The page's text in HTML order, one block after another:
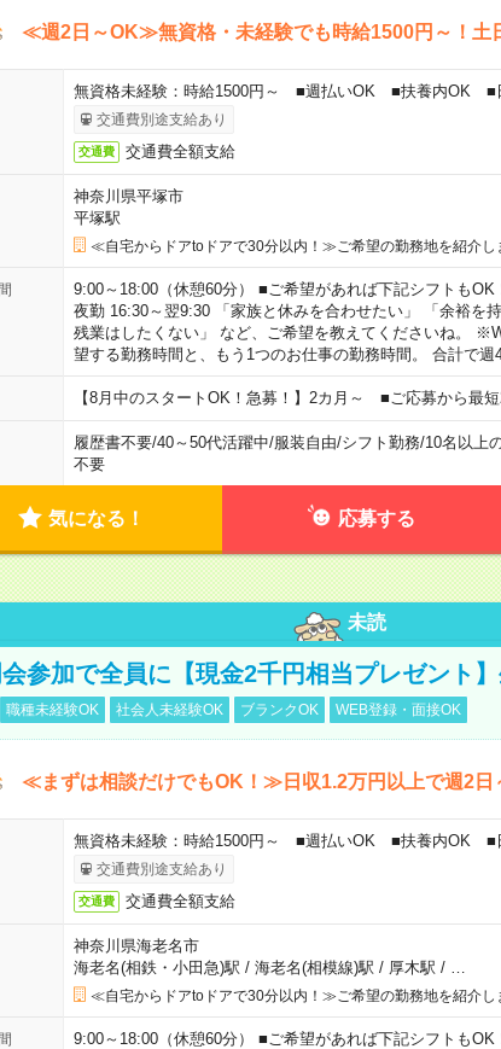
≪週2日～OK≫無資格・未経験でも時給1500円～！土
無資格未経験：時給1500円～ ■週払いOK ■扶養内OK ■
交通費別途支給あり
交通費 交通費全額支給
神奈川県平塚市
平塚駅
≪自宅からドアtoドアで30分以内！≫ご希望の勤務地を紹介し
9:00～18:00（休憩60分） ■ご希望があれば下記シフトも
夜勤 16:30～翌9:30 「家族と休みを合わせたい」 「余裕を
残業はしたくない」 など、ご希望を教えてくださいね。
望する勤務時間と、もう1つのお仕事の勤務時間。 合計で週
【8月中のスタートOK！急募！】2カ月～ ■ご応募から最
履歴書不要/40～50代活躍中/服装自由/シフト勤務/10名以上
不要
気になる！ 応募する
未読
参加で全員に【現金2千円相当プレゼント
職種未経験OK 社会人未経験OK ブランクOK WEB登録・面接OK
≪まずは相談だけでもOK！≫日収1.2万円以上で週2日
無資格未経験：時給1500円～ ■週払いOK ■扶養内OK ■
交通費別途支給あり
交通費 交通費全額支給
神奈川県海老名市
海老名(相鉄・小田急)駅 / 海老名(相模線)駅 / 厚木駅 /
≪自宅からドアtoドアで30分以内！≫ご希望の勤務地を紹介し
9:00～18:00（休憩60分） ■ご希望があれば下記シフトも